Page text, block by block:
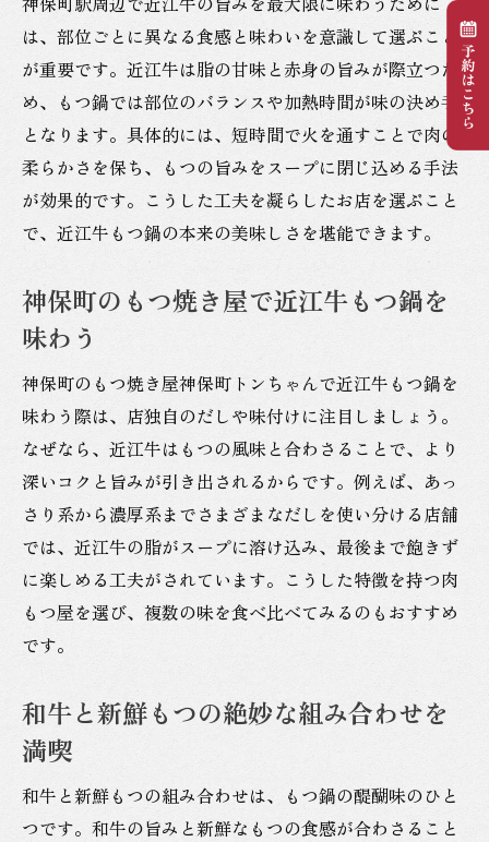
は、部位ごとに異なる食感と味わいを意識して選ぶこと
が重要です。近江牛は脂の甘味と赤身の旨みが際立つた
め、もつ鍋では部位のバランスや加熱時間が味の決め手
となります。具体的には、短時間で火を通すことで肉の
柔らかさを保ち、もつの旨みをスープに閉じ込める手法
が効果的です。こうした工夫を凝らしたお店を選ぶこと
で、近江牛もつ鍋の本来の美味しさを堪能できます。
神保町のもつ焼き屋で近江牛もつ鍋を
味わう
神保町のもつ焼き屋神保町トンちゃんで近江牛もつ鍋を
味わう際は、店独自のだしや味付けに注目しましょう。
なぜなら、近江牛はもつの風味と合わさることで、より
深いコクと旨みが引き出されるからです。例えば、あっ
さり系から濃厚系までさまざまなだしを使い分ける店舗
では、近江牛の脂がスープに溶け込み、最後まで飽きず
に楽しめる工夫がされています。こうした特徴を持つ肉
もつ屋を選び、複数の味を食べ比べてみるのもおすすめ
です。
和牛と新鮮もつの絶妙な組み合わせを
満喫
和牛と新鮮もつの組み合わせは、もつ鍋の醍醐味のひと
つです。和牛の旨みと新鮮なもつの食感が合わさること